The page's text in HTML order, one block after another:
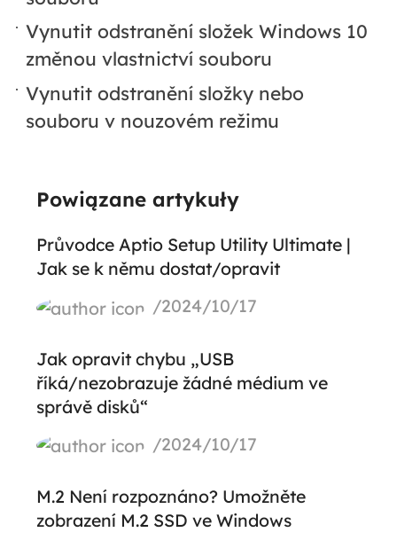
Vynutit odstranění složek Windows 10
změnou vlastnictví souboru
Vynutit odstranění složky nebo
souboru v nouzovém režimu
Powiązane artykuły
Průvodce Aptio Setup Utility Ultimate |
Jak se k němu dostat/opravit
/2024/10/17
Jak opravit chybu „USB
říká/nezobrazuje žádné médium ve
správě disků“
/2024/10/17
M.2 Není rozpoznáno? Umožněte
zobrazení M.2 SSD ve Windows